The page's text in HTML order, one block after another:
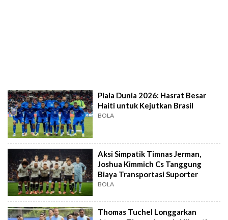
Piala Dunia 2026: Hasrat Besar
Haiti untuk Kejutkan Brasil
BOLA
Aksi Simpatik Timnas Jerman,
Joshua Kimmich Cs Tanggung
Biaya Transportasi Suporter
BOLA
Thomas Tuchel Longgarkan